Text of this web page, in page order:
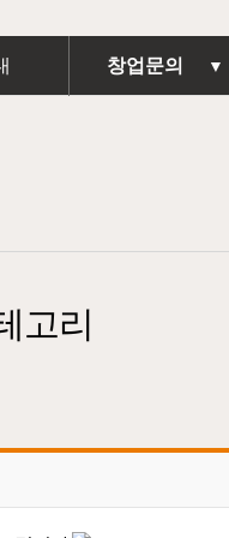
창업문의 ▼
고리